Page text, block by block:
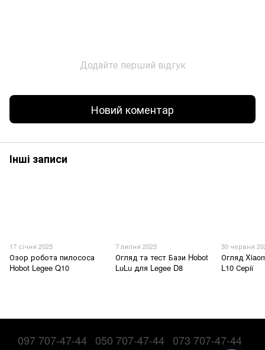
Додайте перший відгук
Новий коментар
Інші записи
17 січня 2025
Озор робота пилососа
Hobot Legee Q10
7 липня 2023
Огляд та тест Бази Hobot
LuLu для Legee D8
30 червня
Огляд
L10 Серії
097 707-47-44 050 707-47-44 073 707-47-44